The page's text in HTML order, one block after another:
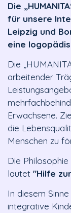
Die
für unsere
Leipzig und
eine
Die
arbeitender
Erwachsene.
die
Menschen zu
Die
lautet "Hilfe
In diesem
integrative